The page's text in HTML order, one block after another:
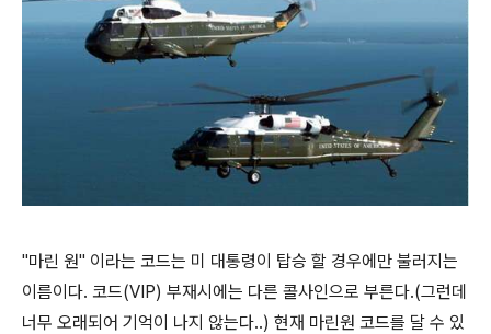
"마린 원" 이라는 코드는 미 대통령이 탑승 할 경우에만 불러지는
이름이다. 코드(VIP) 부재시에는 다른 콜사인으로 부른다.(그런데
너무 오래되어 기억이 나지 않는다..) 현재 마린원 코드를 달 수 있